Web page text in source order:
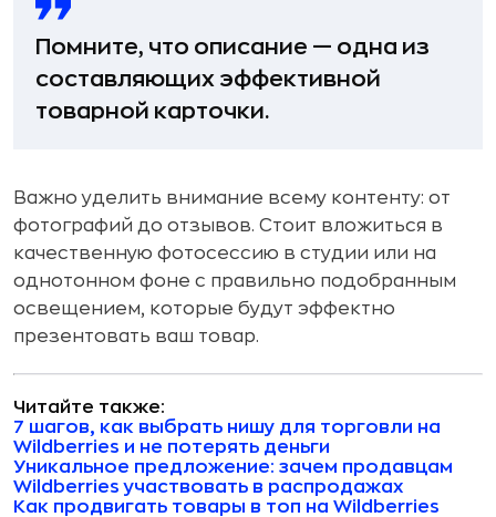
Помните, что описание — одна из
составляющих эффективной
товарной карточки.
Важно уделить внимание всему контенту: от
фотографий до отзывов. Стоит вложиться в
качественную фотосессию в студии или на
однотонном фоне с правильно подобранным
освещением, которые будут эффектно
презентовать ваш товар.
Читайте также:
7 шагов, как выбрать нишу для торговли на
Wildberries и не потерять деньги
Уникальное предложение: зачем продавцам
Wildberries участвовать в распродажах
Как продвигать товары в топ на Wildberries